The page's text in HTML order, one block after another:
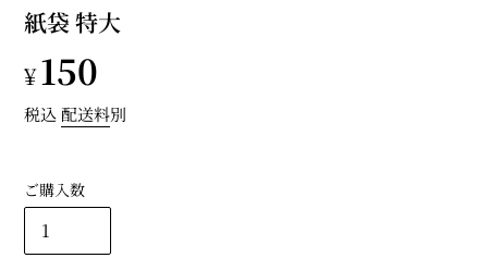
紙袋 特大
通
常
価
格
¥150
税込配送料別
ご購入数